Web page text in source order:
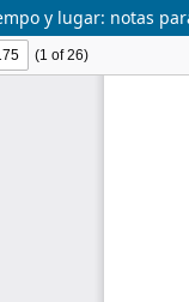
y lugar: notas